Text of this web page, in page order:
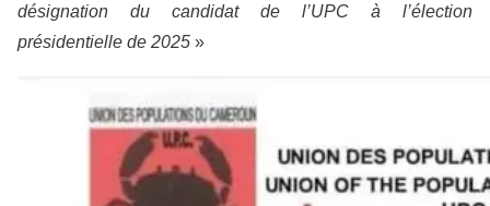
désignation du candidat de l’UPC à l’élection
présidentielle de 2025 »